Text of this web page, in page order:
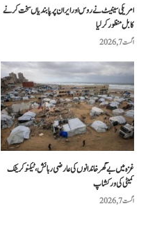
امریکی سینیٹ نے روس اور ایران پر پابندیاں سخت کرنے
کا بل منظور کرلیا
اگست 7, 2026
غزہ میں بے گھر خاندانوں کی عارضی رہائش، ٹیکنو کریٹک
کمیٹی کی ورکشاپ
اگست 7, 2026